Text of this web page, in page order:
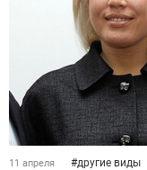
11 апреля #другие виды